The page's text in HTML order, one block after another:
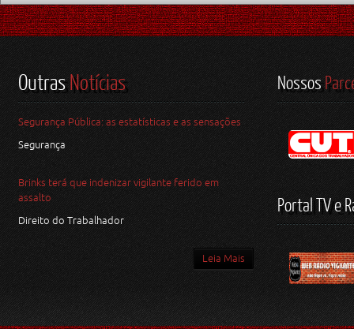
OutrasNotícias
Segurança Pública: as estatísticas e as sensações
Segurança
Brinks terá que indenizar vigilante ferido em
assalto
Direito do Trabalhador
Leia Mais
Nossos
Portal TV e